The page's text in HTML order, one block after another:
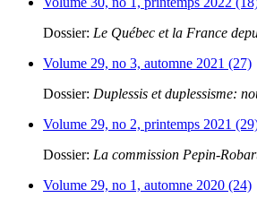
Dossier: Le Québec et la France
Volume 29, no 3, automne 2021 (27)
Dossier: Duplessis et duplessisme:
Volume 29, no 2, printemps 2021
Dossier: La commission Pepin-
Volume 29, no 1, automne 2020 (24)